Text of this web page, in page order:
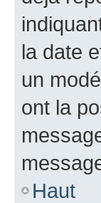
la date
un
ont la
Haut